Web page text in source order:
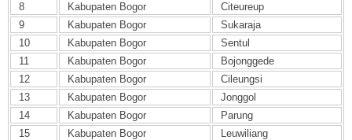
8
Kabupaten Bogor
Citeureup
9
Kabupaten Bogor
Sukaraja
10
Kabupaten Bogor
Sentul
11
Kabupaten Bogor
Bojonggede
12
Kabupaten Bogor
Cileungsi
13
Kabupaten Bogor
Jonggol
14
Kabupaten Bogor
Parung
15
Kabupaten Bogor Leuwiliang